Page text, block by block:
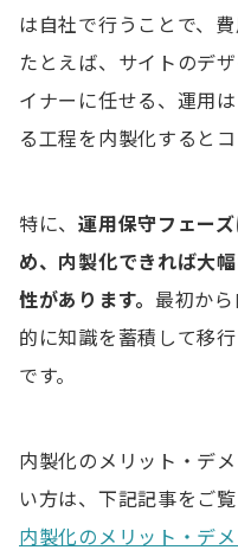
は自社で行うことで、費
たとえば、サイトのデ
イナーに任せる、運用
る工程を内製化すると
特に、運用保守フェー
め、内製化できれば大
性があります。 最初か
的に知識を蓄積して移
です。
内製化のメリット・デ
い方は、下記記事をご覧
内製化のメリット・デ